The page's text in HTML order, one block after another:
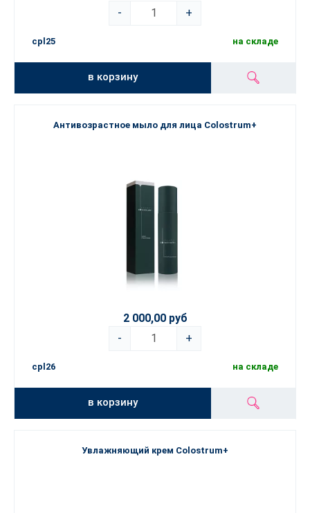
-
+
cpl25 на складе
в корзину
Антивозрастное мыло для лица Colostrum+
2 000,00 руб
-
+
cpl26 на складе
в корзину
Увлажняющий крем Colostrum+